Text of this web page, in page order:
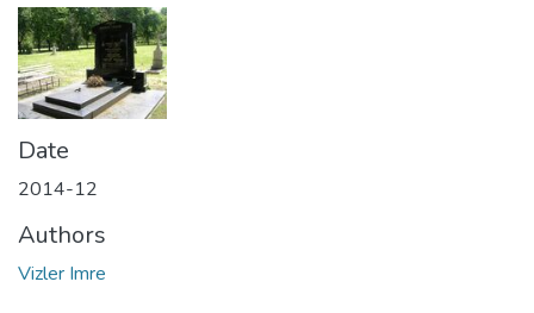
Date
2014-12
Authors
Vizler Imre